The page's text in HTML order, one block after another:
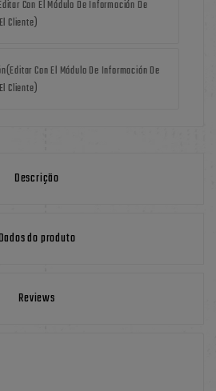
Con El Módulo De Información De
Cliente)
(editar Con El Módulo De Información De
Cliente)
Descrição
Dados do produto
Reviews